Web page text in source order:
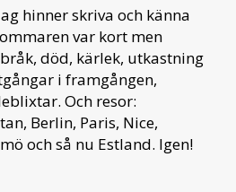
hinner skriva och känna
var kort men
död, kärlek, utkastning
i framgången,
Och resor:
Berlin, Paris, Nice,
och så nu Estland. Igen!